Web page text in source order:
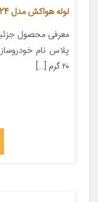
لوله هواکش مدل 9524 مناسب برای دنا
معرفی محصول
پلاس نام
۲۰ گرم […]